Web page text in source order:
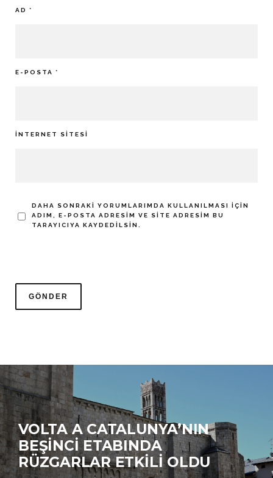
AD *
E-POSTA *
İNTERNET SITESI
DAHA SONRAKI YORUMLARIMDA KULLANILMASI IÇIN
ADIM, E-POSTA ADRESIM VE SITE ADRESIM BU
TARAYICIYA KAYDEDILSIN.
VOLTA A CATALUNYA’NIN
BEŞINCI ETABINDA
RÜZGARLAR ETKILI OLDU